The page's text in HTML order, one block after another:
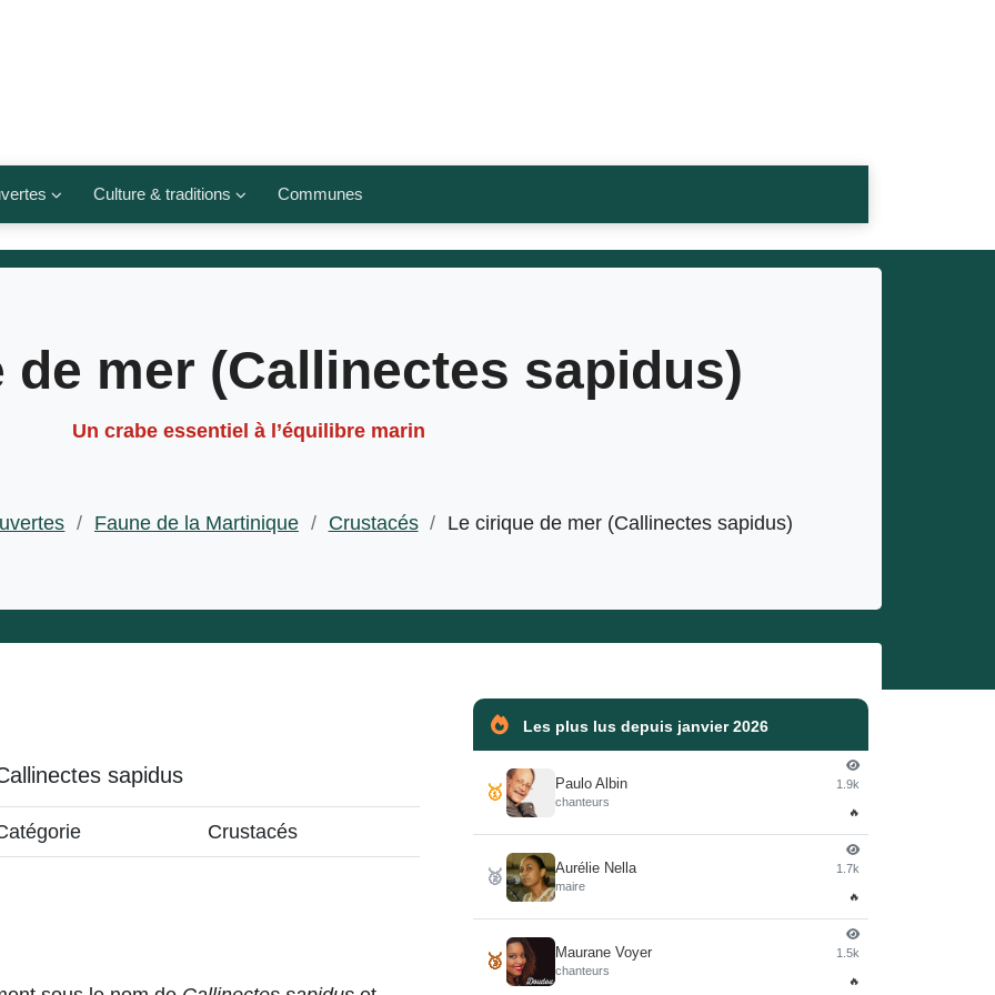
Culture & traditions
Culte et religions
populaires
Communes
de mer (Callinectes sapidus)
Un crabe essentiel à l’équilibre marin
/ Faune de la Martinique / Crustacés / Le cirique de mer (Callinectes sapidus)
sapidus
Crustacés
Les plus lus depuis janvier 2026
🥇 Paulo Albin
chanteurs
1.9k
🔥
🥈 Aurélie Nella
maire
1.7k
🔥
🥉 Maurane Voyer
chanteurs
1.5k
🔥